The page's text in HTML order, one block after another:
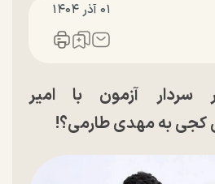
۰۱ آذر ۱۴۰۴
سردار آزمون با امیر
کجی به مهدی طارمی؟!